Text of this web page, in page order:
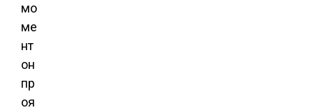
мо
ме
нт
он
пр
оя